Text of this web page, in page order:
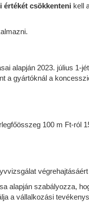
értékét csökkenteni kell
alapján 2023. július
gyártóknál a
100 m Ft-ról
alapján szabályozza,
a vállalkozási